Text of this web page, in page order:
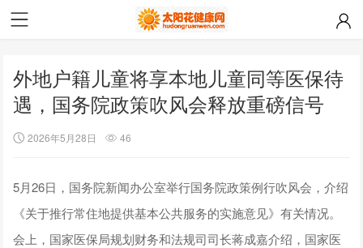
外地户籍儿童将享本地儿童同等医保待
遇，国务院政策吹风会释放重磅信号
2026年5月28日 46
5月26日，国务院新闻办公室举行国务院政策例行吹风会，介绍
《关于推行常住地提供基本公共服务的实施意见》有关情况。
会上，国家医保局规划财务和法规司司长蒋成嘉介绍，国家医